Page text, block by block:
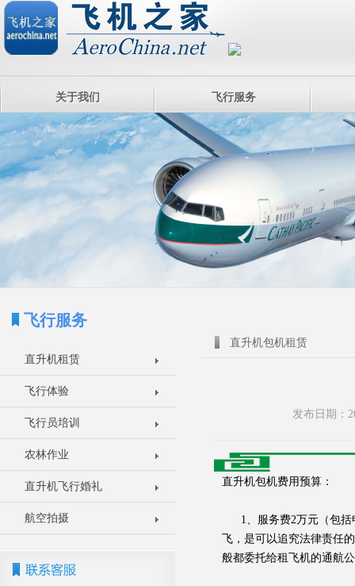
关于我们 飞行服务
飞行服务
直升机租赁
飞行体验
飞行员培训
农林作业
直升机飞行婚礼
航空拍摄
直升机包机租赁
发布日期：
直升机包机费用预算：
1、服务费2万元（包括
飞，是可以追究法律责任
般都委托给租飞机的通航